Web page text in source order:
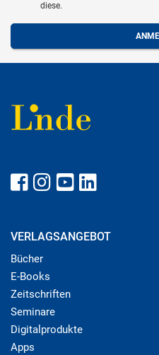
diese.
VERLAGSANGEBOT
Bücher
E-Books
Zeitschriften
Seminare
Digitalprodukte
Apps